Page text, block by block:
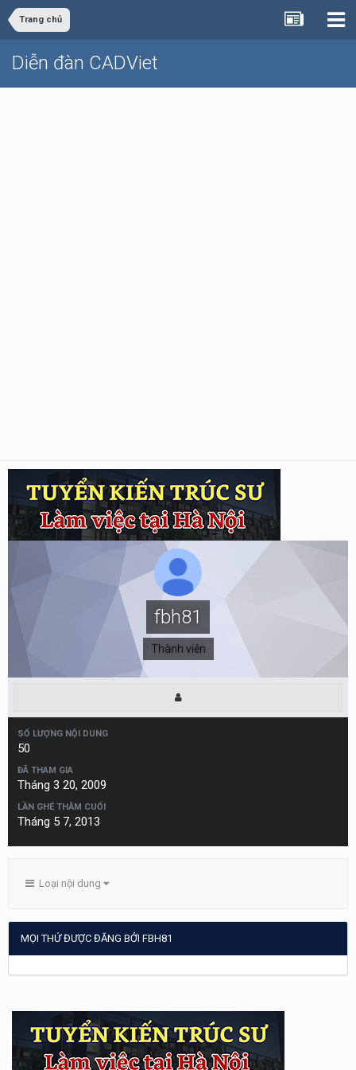
Trang chủ
Diễn đàn CADViet
fbh81
Thành viên
SỐ LƯỢNG NỘI DUNG
50
ĐÃ THAM GIA
Tháng 3 20, 2009
LẦN GHÉ THĂM CUỐI
Tháng 5 7, 2013
Loại nội dung
MỌI THỨ ĐƯỢC ĐĂNG BỞI FBH81